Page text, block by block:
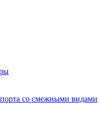
со смежными видами